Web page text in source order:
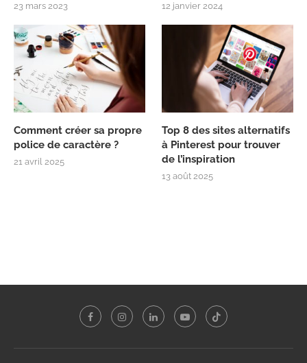
23 mars 2023 12 janvier 2024
Comment créer sa propre
police de caractère ?
21 avril 2025
Top 8 des sites alternatifs
à Pinterest pour trouver
de l’inspiration
13 août 2025